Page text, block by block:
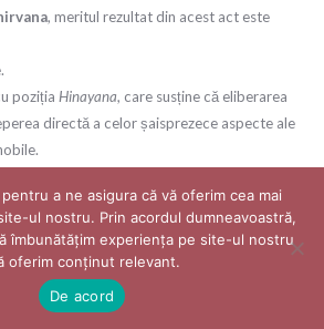
, meritul rezultat din acest act este
poziția Hinayana, care susține că eliberarea
directă a celor șaisprezece aspecte ale
să fie legat de sutre; și să nu contrazică
și anume Abhidharma. Pe scurt: ea trebuie
așa cum apar în aceste colecții.
din tradiția hindusă, care conform
asupra lumii pe care o reprezintă nu este
a ne asigura că vă oferim cea mai
ul nostru. Prin acordul dumneavoastră,
îmbunătățim experiența pe site-ul nostru
oferim conținut relevant.
De acord